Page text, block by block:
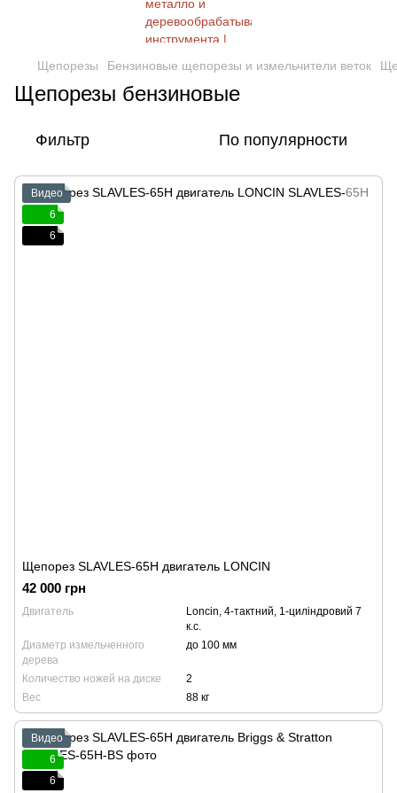
Щепорезы Бензиновые щепорезы и измельчители веток
Щепорезы бензиновые
Фильтр По популярности
Видео
6
6
Щепорез SLAVLES-65H двигатель LONCIN
42 000 грн
Двигатель
Loncin, 4-тактний, 1-циліндровий 7
к.с.
Диаметр измельченного
дерева
до 100 мм
Количество ножей на диске
2
Вес
88 кг
Видео
6
6